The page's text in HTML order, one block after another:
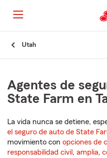
Utah
Agentes de
State Farm en
La vida nunca se detiene,
el seguro de auto de State
movimiento con opciones de
responsabilidad civil , amplia,